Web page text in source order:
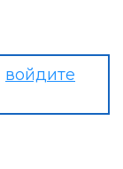
войдите